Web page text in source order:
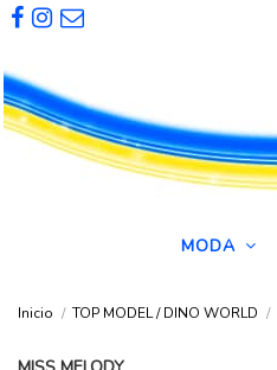
MODA
Inicio TOP MODEL / DINO WORLD